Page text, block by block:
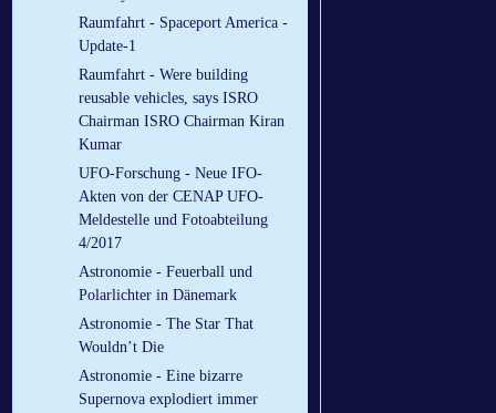
Raumfahrt - Spaceport America -
Update-1
Raumfahrt - Were building
reusable vehicles, says ISRO
Chairman ISRO Chairman Kiran
Kumar
UFO-Forschung - Neue IFO-
Akten von der CENAP UFO-
Meldestelle und Fotoabteilung
4/2017
Astronomie - Feuerball und
Polarlichter in Dänemark
Astronomie - The Star That
Wouldn’t Die
Astronomie - Eine bizarre
Supernova explodiert immer